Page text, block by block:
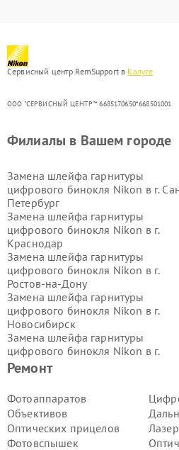
Сервисный центр RemSupport в Калуге
ООО "СЕРВИСНЫЙ ЦЕНТР"* 6685170650*668501001
Ремонт
Фотоаппаратов
Объективов
Оптических прицелов
Фотовспышек
Филиалы в Вашем городе
Замена шлейфа гарнитуры
цифрового бинокля Nikon в г.
Петербург
Замена шлейфа гарнитуры
цифрового бинокля Nikon в г.
Краснодар
Замена шлейфа гарнитуры
цифрового бинокля Nikon в г.
Ростов-на-Дону
Замена шлейфа гарнитуры
цифрового бинокля Nikon в г.
Новосибирск
Замена шлейфа гарнитуры
цифрового бинокля Nikon в г.
Екатеринбург
цифрового бинокля Nikon в г.
Замена шлейфа гарнитуры
цифрового бинокля Nikon в г.
Воронеж
Замена шлейфа гарнитуры